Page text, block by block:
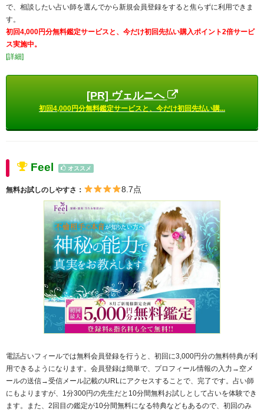
で、相談したい占い師を選んでから新規会員登録をすると焦らずに利用できま
す。
初回4,000円分無料鑑定サービスと、今だけ初回先払い購入ポイント2倍サービ
ス実施中。
[詳細]
[PR] ヴェルニへ
初回4,000円分無料鑑定サービスと、今だけ初回先払い購...
Feel オススメ
無料お試しのしやすさ： 8.7点
電話占いフィールでは無料会員登録を行うと、初回に3,000円分の無料特典が利
用できるようになります。会員登録は簡単で、プロフィール情報の入力→空メ
ールの送信→受信メール記載のURLにアクセスすることで、完了です。占い師
にもよりますが、1分300円の先生だと10分間無料お試しとして占いを体験でき
ます。また、2回目の鑑定が10分間無料になる特典などもあるので、初回のみ